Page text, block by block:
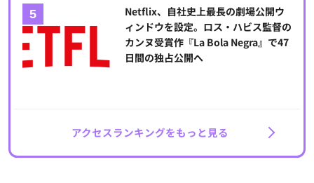
Netflix、自社史上最長の劇場公開ウ
ィンドウを設定。ロス・ハビス監督の
カンヌ受賞作『La Bola Negra』で47
日間の独占公開へ
アクセスランキングをもっと見る